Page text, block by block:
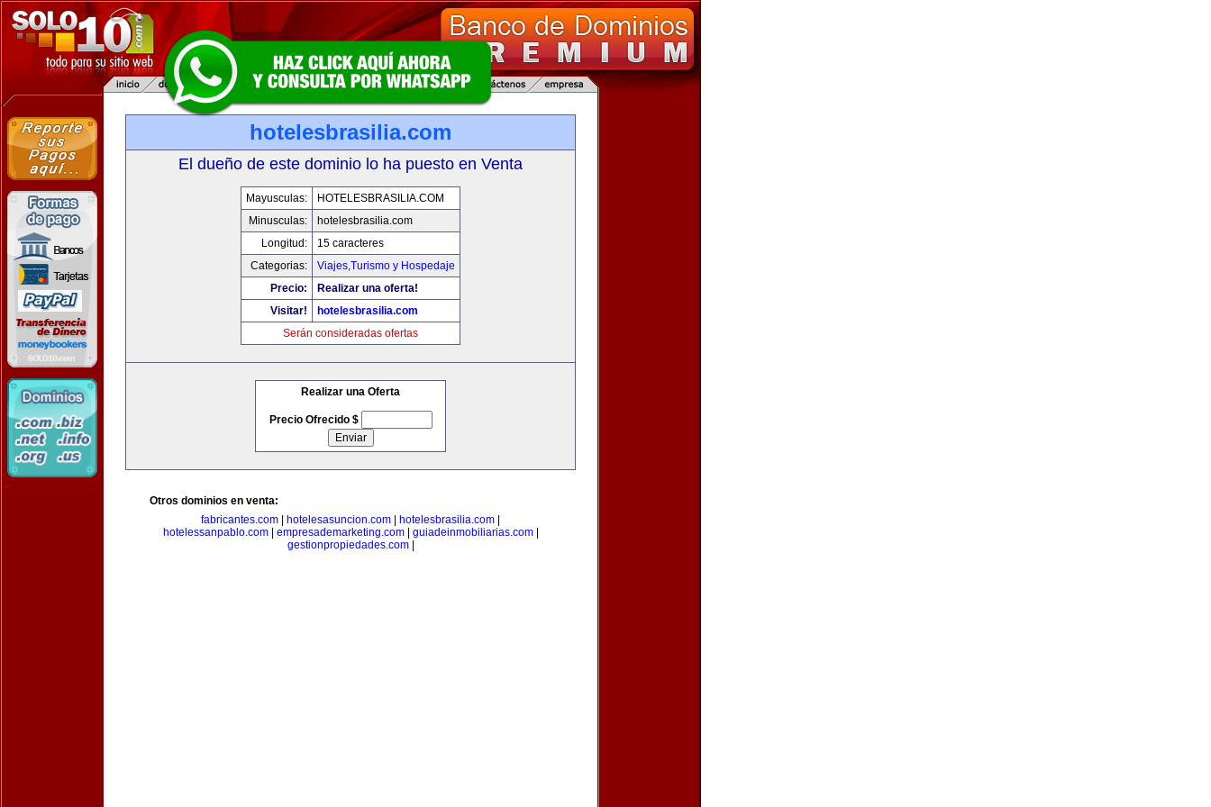
hotelesbrasilia.com
El dueño de este dominio lo ha puesto en Venta
Mayusculas:
HOTELESBRASILIA.COM
Minusculas:
hotelesbrasilia.com
Longitud:
15 caracteres
Categorias:
Viajes,Turismo y Hospedaje
Precio:
Realizar una oferta!
Visitar!
hotelesbrasilia.com
Serán consideradas ofertas
Realizar una Oferta
Precio Ofrecido $
Otros dominios en venta:
fabricantes.com
hotelesasuncion.com hotelesbrasilia.com
hotelessanpablo.com| empresademarketing.com| guiadeinmobiliarias.com|
gestionpropiedades.com|